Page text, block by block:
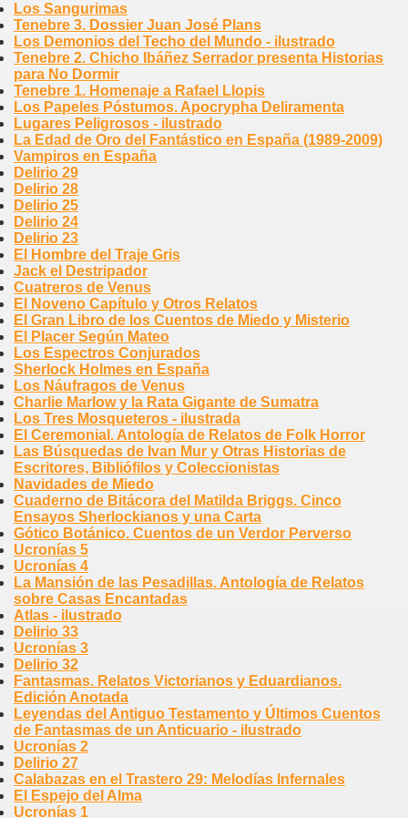
Los Sangurimas
Tenebre 3. Dossier Juan José Plans
Los Demonios del Techo del Mundo - ilustrado
Tenebre 2. Chicho Ibáñez Serrador presenta Historias
para No Dormir
Tenebre 1. Homenaje a Rafael Llopis
Los Papeles Póstumos. Apocrypha Deliramenta
Lugares Peligrosos - ilustrado
La Edad de Oro del Fantástico en España (1989-2009)
Vampiros en España
Delirio 29
Delirio 28
Delirio 25
Delirio 24
Delirio 23
El Hombre del Traje Gris
Jack el Destripador
Cuatreros de Venus
El Noveno Capítulo y Otros Relatos
El Gran Libro de los Cuentos de Miedo y Misterio
El Placer Según Mateo
Los Espectros Conjurados
Sherlock Holmes en España
Los Náufragos de Venus
Charlie Marlow y la Rata Gigante de Sumatra
Los Tres Mosqueteros - ilustrada
El Ceremonial. Antología de Relatos de Folk Horror
Las Búsquedas de Ivan Mur y Otras Historias de
Escritores, Bibliófilos y Coleccionistas
Navidades de Miedo
Cuaderno de Bitácora del Matilda Briggs. Cinco
Ensayos Sherlockianos y una Carta
Gótico Botánico. Cuentos de un Verdor Perverso
Ucronías 5
Ucronías 4
La Mansión de las Pesadillas. Antología de Relatos
sobre Casas Encantadas
Atlas - ilustrado
Delirio 33
Ucronías 3
Delirio 32
Fantasmas. Relatos Victorianos y Eduardianos.
Edición Anotada
Leyendas del Antiguo Testamento y Últimos Cuentos
de Fantasmas de un Anticuario - ilustrado
Ucronías 2
Delirio 27
Calabazas en el Trastero 29: Melodías Infernales
El Espejo del Alma
Ucronías 1